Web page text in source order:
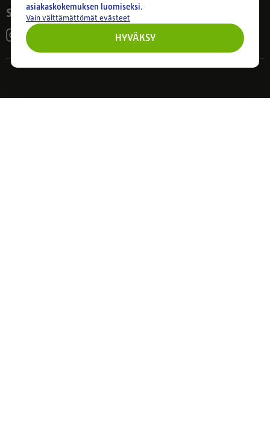
Seuraa meitä
asiakaskokemuksen luomiseksi.
Vain välttämättömät evästeet
HYVÄKSY